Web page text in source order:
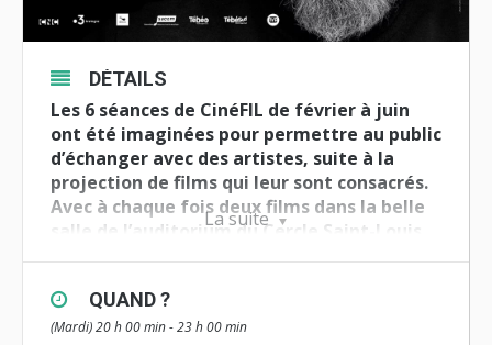
La suite
DÉTAILS
Les 6 séances de CinéFIL de février à juin
ont été imaginées pour permettre au public
d’échanger avec des artistes, suite à la
projection de films qui leur sont consacrés.
Avec à chaque fois deux films dans la belle
salle de l’auditorium du Cercle Saint-Louis.
Séances à20hà l’Auditorium du Cercle Saint-
Louis, 11 Place Anatole Le Braz à
QUAND ?
(Mardi) 20 h 00 min - 23 h 00 min